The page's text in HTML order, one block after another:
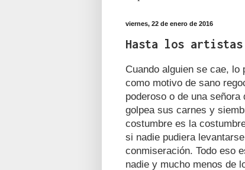
viernes, 22 de enero de 2016
Hasta los
Cuando alguien se cae, lo
como motivo de sano
poderoso o de una
golpea sus carnes y
costumbre es la
si nadie pudiera
conmiseración. Todo eso
nadie y mucho menos de